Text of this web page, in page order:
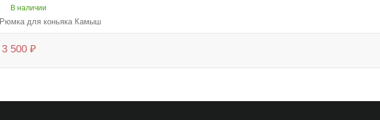
В наличии
Рюмка для коньяка Камыш
3 500 ₽